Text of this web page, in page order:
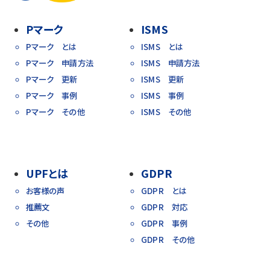
Pマーク
Pマーク とは
Pマーク 申請方法
Pマーク 更新
Pマーク 事例
Pマーク その他
ISMS
ISMS とは
ISMS 申請方法
ISMS 更新
ISMS 事例
ISMS その他
UPFとは
お客様の声
推薦文
その他
GDPR
GDPR とは
GDPR 対応
GDPR 事例
GDPR その他